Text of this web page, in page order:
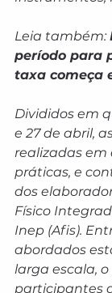
Leia também:
período para
taxa começa
Divididos em
e 27 de abril,
realizadas em
práticas, e
dos
Físico
Inep (Afis).
abordados
larga escala,
participantes